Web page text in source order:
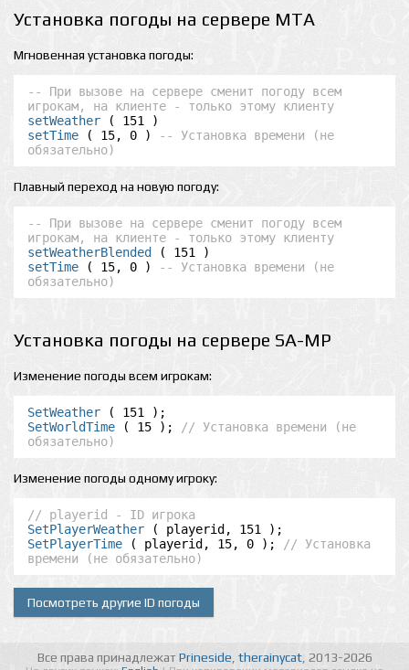
Установка погоды на сервере MTA
Мгновенная установка погоды:
-- При вызове на сервере сменит погоду всем
игрокам, на клиенте - только этому клиенту
setWeather
setTime ( 15, 0 )
-- Установка времени (не
обязательно)
Плавный переход на новую погоду:
-- При вызове на сервере сменит погоду всем
игрокам, на клиенте - только этому клиенту
setWeatherBlended
setTime ( 15, 0 )
-- Установка времени (не
обязательно)
Установка погоды на сервере SA-MP
Изменение погоды всем игрокам:
SetWeather
SetWorldTime ( 15 );
// Установка времени (не
обязательно)
Изменение погоды одному игроку:
// playerid - ID игрока
SetPlayerWeather
SetPlayerTime ( playerid, 15, 0 );
// Установка
времени (не обязательно)
Посмотреть другие ID погоды
Все права принадлежатPrineside therainycat, 2013-2026